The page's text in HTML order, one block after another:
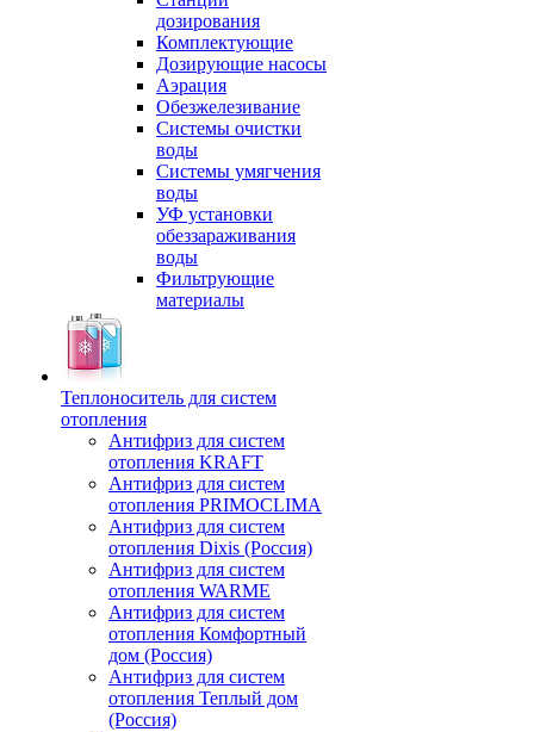
дозирования
Комплектующие
Дозирующие насосы
Аэрация
Обезжелезивание
Системы очистки
воды
Системы умягчения
воды
УФ установки
обеззараживания
воды
Фильтрующие
материалы
Теплоноситель для систем
отопления
Антифриз для систем
отопления KRAFT
Антифриз для систем
отопления PRIMOCLIMA
Антифриз для систем
отопления Dixis (Россия)
Антифриз для систем
отопления WARME
Антифриз для систем
отопления Комфортный
дом (Россия)
Антифриз для систем
отопления Теплый дом
(Россия)